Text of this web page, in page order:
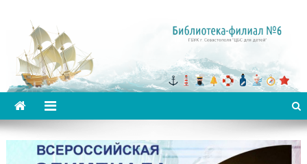
Библиотека-филиал №6 для
детей